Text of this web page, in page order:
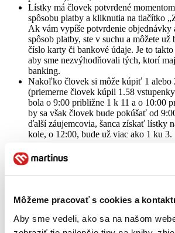
Môžeme pracovať s cookies a
Aby sme vedeli, ako sa na našom
Lístky má človek potvrdené
spôsobu platby a kliknutia na tlačítko
Ak vám vypíše potvrdenie
spôsob platby, ste v suchu a môžete
číslo karty či bankové údaje. Je to
aby sme nezvýhodňovali tých, ktorí
banking.
Nakoľko človek si môže kúpiť 1 alebo
(priemerne človek kúpil 1.58
bola o 9:00 približne 1 k 11 a o 10:00
by sa však človek bude pokúšať od
ďalší záujemcovia, šanca získať lístky
kole, o 12:00, bude už viac ako 1 ku 3.